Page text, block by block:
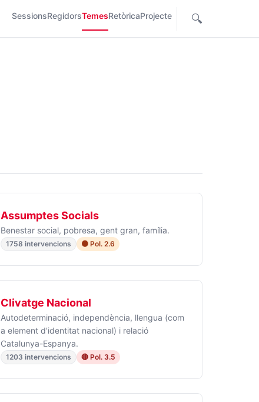
SessionsRegidorsTemesRetòricaProjecte 🔍
Assumptes Socials
Benestar social, pobresa, gent gran, família.
1758 intervencions 🟠 Pol. 2.6
Clivatge Nacional
Autodeterminació, independència, llengua (com
a element d'identitat nacional) i relació
Catalunya-Espanya.
1203 intervencions 🔴 Pol. 3.5